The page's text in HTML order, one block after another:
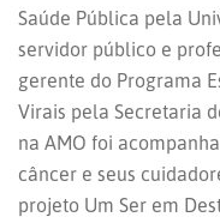
Saúde Pública pela
servidor público e
gerente do Programa
Virais pela Secretaria
na AMO foi
câncer e seus
projeto Um Ser em